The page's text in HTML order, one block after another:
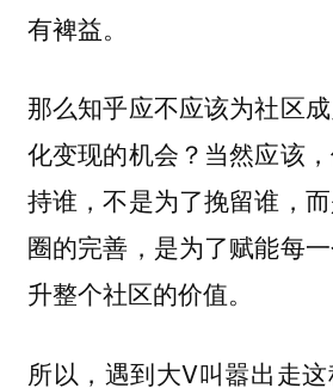
有裨益。
那么知乎应不应该为社区
化变现的机会？当然应该
持谁，不是为了挽留谁，
圈的完善，是为了赋能每
升整个社区的价值。
所以，遇到大V叫嚣出走